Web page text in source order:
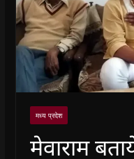
मध्य प्रदेश
मेवाराम